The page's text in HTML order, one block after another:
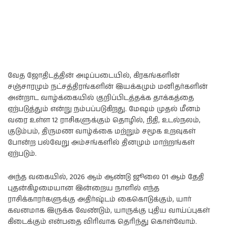
வேத ஜோதிடத்தின் அடிப்படையில், கிரகங்களின்
சஞ்சாரமும் நட்சத்திரங்களின் இயக்கமும் மனிதர்களின்
அன்றாட வாழ்க்கையில் குறிப்பிடத்தக்க தாக்கத்தை
ஏற்படுத்தும் என்று நம்பப்படுகிறது. மேஷம் முதல் மீனம்
வரை உள்ள 12 ராசிகளுக்கும் தொழில், நிதி, உடல்நலம்,
குடும்பம், திருமண வாழ்க்கை மற்றும் சமூக உறவுகள்
போன்ற பல்வேறு அம்சங்களில் தினமும் மாற்றங்கள்
ஏற்படும்.
அந்த வகையில், 2026 ஆம் ஆண்டு ஜூலை 01 ஆம் தேதி
புதன்கிழமையான இன்றைய நாளில் எந்த
ராசிக்காரர்களுக்கு அதிர்ஷ்டம் கைகொடுக்கும், யார்
கவனமாக இருக்க வேண்டும், யாருக்கு புதிய வாய்ப்புகள்
கிடைக்கும் என்பதை விரிவாக தெரிந்து கொள்வோம்.